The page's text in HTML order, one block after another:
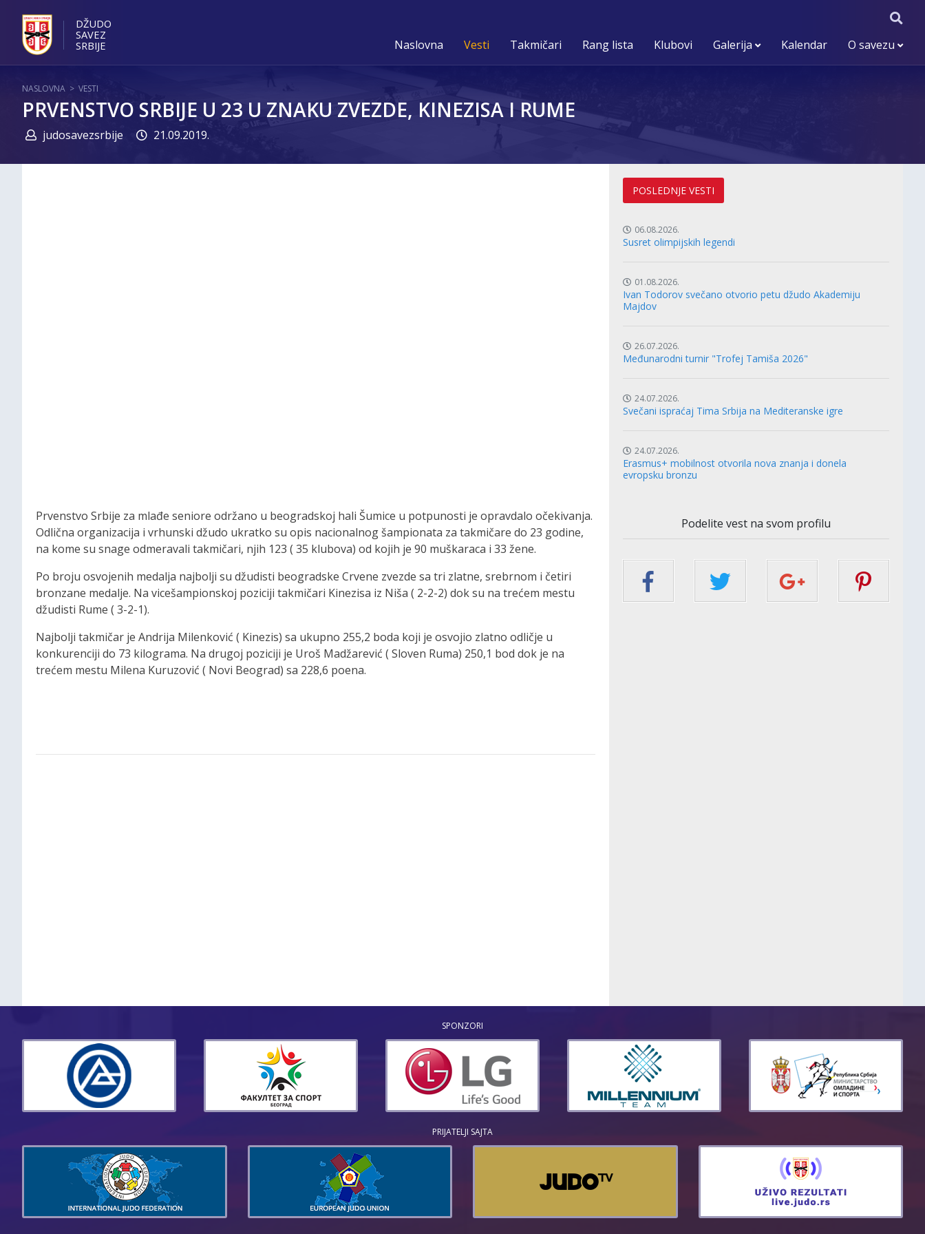
DŽUDO
SAVEZ
SRBIJE
Naslovna Vesti Takmičari Rang lista Klubovi Galerija Kalendar O savezu
NASLOVNA > VESTI
PRVENSTVO SRBIJE U 23 U ZNAKU ZVEZDE, KINEZISA I RUME
judosavezsrbije 21.09.2019.
Prvenstvo Srbije za mlađe seniore održano u beogradskoj hali Šumice u potpunosti je opravdalo očekivanja.
Odlična organizacija i vrhunski džudo ukratko su opis nacionalnog šampionata za takmičare do 23 godine,
na kome su snage odmeravali takmičari, njih 123 ( 35 klubova) od kojih je 90 muškaraca i 33 žene.
Po broju osvojenih medalja najbolji su džudisti beogradske Crvene zvezde sa tri zlatne, srebrnom i četiri
bronzane medalje. Na vicešampionskoj poziciji takmičari Kinezisa iz Niša ( 2-2-2) dok su na trećem mestu
džudisti Rume ( 3-2-1).
Najbolji takmičar je Andrija Milenković ( Kinezis) sa ukupno 255,2 boda koji je osvojio zlatno odličje u
konkurenciji do 73 kilograma. Na drugoj poziciji je Uroš Madžarević ( Sloven Ruma) 250,1 bod dok je na
trećem mestu Milena Kuruzović ( Novi Beograd) sa 228,6 poena.
POSLEDNJE VESTI
06.08.2026.
Susret olimpijskih legendi
01.08.2026.
Ivan Todorov svečano otvorio petu džudo Akademiju
Majdov
26.07.2026.
Međunarodni turnir "Trofej Tamiša 2026"
24.07.2026.
Svečani ispraćaj Tima Srbija na Mediteranske igre
24.07.2026.
Erasmus+ mobilnost otvorila nova znanja i donela
evropsku bronzu
Podelite vest na svom profilu
SPONZORI
PRIJATELJI SAJTA